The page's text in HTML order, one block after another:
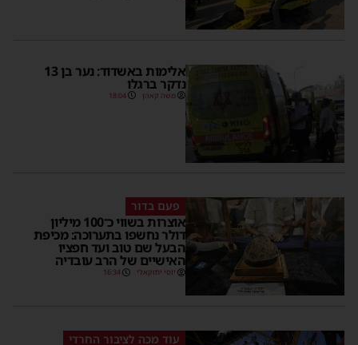
אלימות באשדוד: נער בן 13
נדקר ברגלו
משה קאהן 18:04
פעם בדור
אוצרות בשווי כ־100 מיליון
דולר נחשפו בתערוכה: מכיפת
הבעל שם טוב ועד חפציו
האישיים של הרב עובדיה
יוסי יחזקאלי 16:34
עוד מכה לציבור החרדי